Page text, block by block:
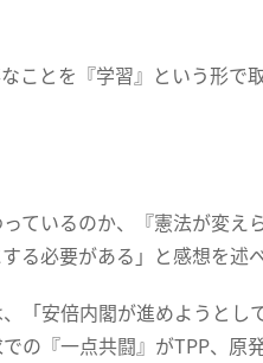
ことを『学習』という形で
ているのか、『憲法が変え
る必要がある」と感想を述べ
「安倍内閣が進めようとし
『一点共闘』がTPP、原